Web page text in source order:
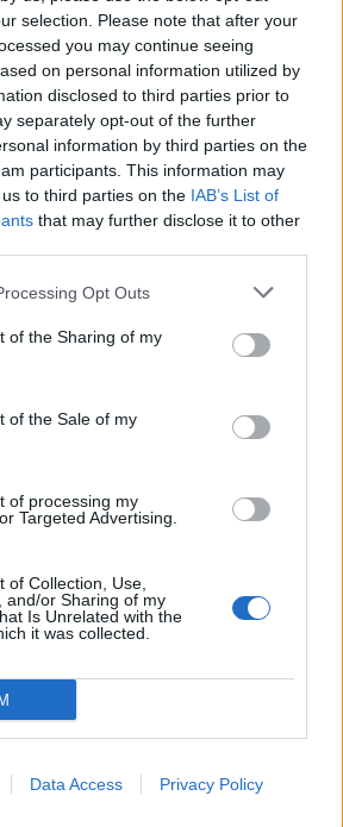
selection. Please note that after your
you may continue seeing
on personal information utilized by
disclosed to third parties prior to
separately opt-out of the further
information by third parties on the
participants. This information may
to third parties on the IAB’s List of
that may further disclose it to other
Opt Outs
of the Sharing of my
of the Sale of my
of processing my
Targeted Advertising.
of Collection, Use,
and/or Sharing of my
Is Unrelated with the
it was collected.
Data Access Privacy Policy
a gaudir de les Festes Majors
d’Amposta”
31 de juliol de 2026
lidera el cartell musical de les
de juliol de 2026
Carrega més
segona d’etiqueta d’or de la
de l’Ebre